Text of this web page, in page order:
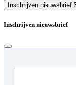
Inschrijven nieuwsbrief
Inschrijven nieuwsbrief